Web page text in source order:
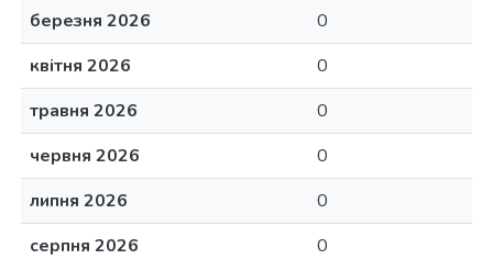
березня 2026
0
квітня 2026
0
травня 2026
0
червня 2026
0
липня 2026
0
серпня 2026
0